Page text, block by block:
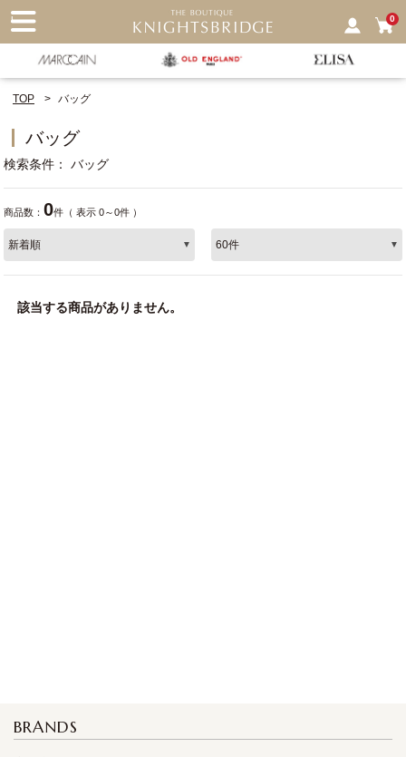
0
TOP バッグ
バッグ
検索条件 バッグ
商品数：0件（ 表示 0～0件 ）
該当する商品がありません。
BRANDS